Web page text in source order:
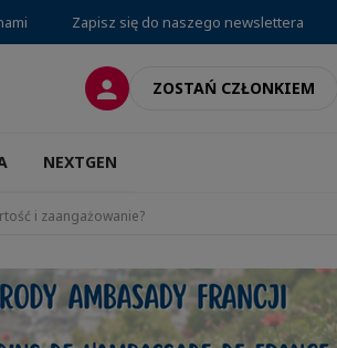
Zapisz się do naszego newslettera
LOGOWANIEZOSTAŃ CZŁONKIEM
NEXTGEN
i zaangażowanie?